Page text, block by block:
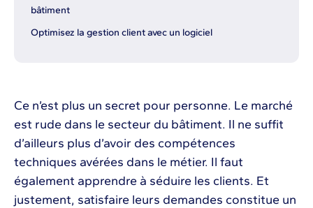
bâtiment
Optimisez la gestion client avec un logiciel
Ce n’est plus un secret pour personne. Le marché
est rude dans le secteur du bâtiment. Il ne suffit
d’ailleurs plus d’avoir des compétences
techniques avérées dans le métier. Il faut
également apprendre à séduire les clients. Et
justement, satisfaire leurs demandes constitue un